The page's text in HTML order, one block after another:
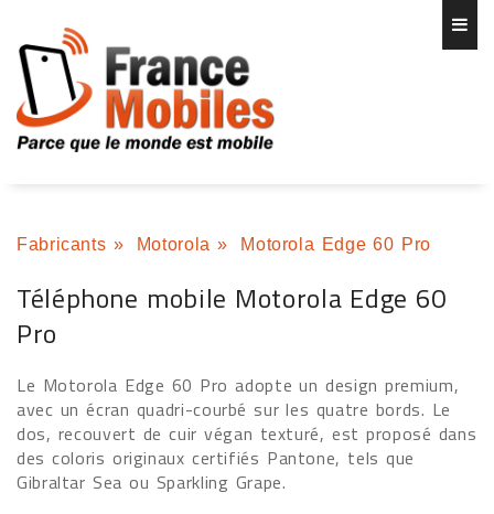
Fabricants » Motorola » Motorola Edge 60 Pro
Téléphone mobile Motorola Edge 60
Pro
Le Motorola Edge 60 Pro adopte un design premium,
avec un écran quadri-courbé sur les quatre bords. Le
dos, recouvert de cuir végan texturé, est proposé dans
des coloris originaux certifiés Pantone, tels que
Gibraltar Sea ou Sparkling Grape.